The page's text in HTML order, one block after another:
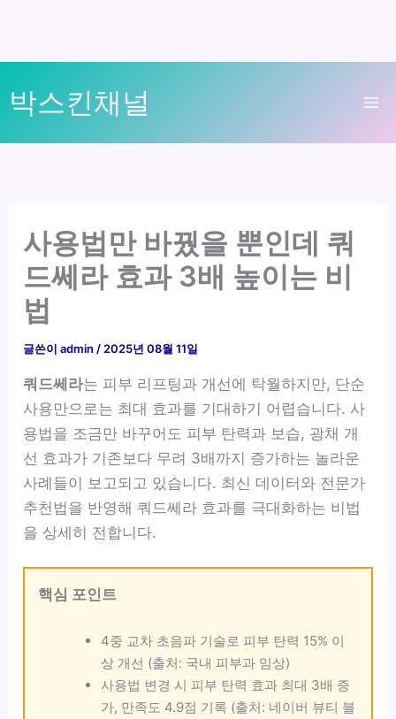
텐
로
박스킨채널
사용법만 바꿨을 뿐인데 쿼
드쎄라 효과 3배 높이는 비
법
글쓴이admin / 2025년 08월 11일
쿼드쎄라는 피부 리프팅과 개선에 탁월하지만, 단순
사용만으로는 최대 효과를 기대하기 어렵습니다. 사
용법을 조금만 바꾸어도 피부 탄력과 보습, 광채 개
선 효과가 기존보다 무려 3배까지 증가하는 놀라운
사례들이 보고되고 있습니다. 최신 데이터와 전문가
추천법을 반영해 쿼드쎄라 효과를 극대화하는 비법
을 상세히 전합니다.
핵심 포인트
4중 교차 초음파 기술로 피부 탄력 15% 이
상 개선 (출처: 국내 피부과 임상)
사용법 변경 시 피부 탄력 효과 최대 3배 증
가, 만족도 4.9점 기록 (출처: 네이버 뷰티 블